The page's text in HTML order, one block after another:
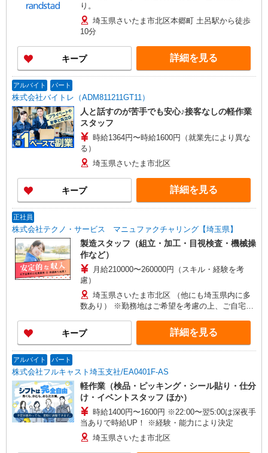
り。
埼玉県さいたま市北区本郷町 土呂駅から徒歩
10分
キープ 詳細を見る
アルバイト パート
株式会社バイトレ（ADM811211GT11）
人と話すのが苦手でも安心♪接客なしの軽作業
スタッフ
時給1364円〜時給1600円（就業先により異な
る）
埼玉県さいたま市北区
キープ 詳細を見る
正社員
株式会社テクノ・サービス マニュファクチャリング【埼玉県】
製造スタッフ（組立・加工・目視検査・機械操
作など）
月給210000〜260000円（スキル・経験を考
慮）
埼玉県さいたま市北区 （他にも埼玉県内に多
数あり） ※勤務地はご希望を考慮の上、ご自宅を
（転勤なし）
キープ 詳細を見る
アルバイト パート
株式会社フルキャスト埼玉支社/EA0401F-AS
軽作業（検品・ピッキング・シール貼り・仕分
け・イベントスタッフ ほか）
時給1400円〜1600円 ※22:00〜翌5:00は深夜手
当ありで時給UP！ ※経験・能力により決定
埼玉県さいたま市北区